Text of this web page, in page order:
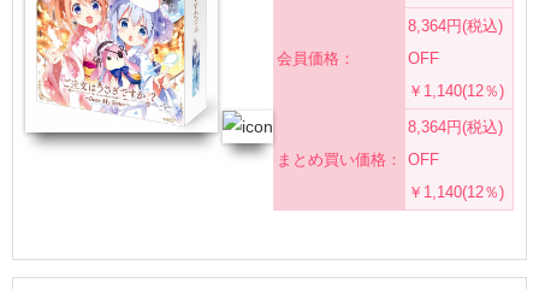
会員価格：
8,364円(税込)
OFF
￥1,140(12％)
まとめ買い価格：
8,364円(税込)
OFF
￥1,140(12％)